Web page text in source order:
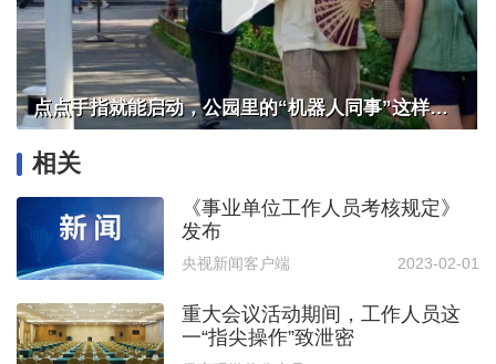
点点手指就能启动，公园里的“机器人同事”这样干活
相关
《事业单位工作人员考核规定》
发布
央视新闻客户端 2023-02-01
重大会议活动期间，工作人员这
一“指尖操作”致泄密